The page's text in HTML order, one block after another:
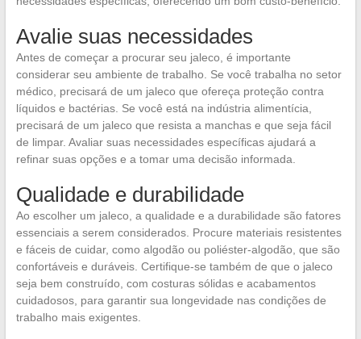
Avalie suas necessidades
Antes de começar a procurar seu jaleco, é importante
considerar seu ambiente de trabalho. Se você trabalha no setor
médico, precisará de um jaleco que ofereça proteção contra
líquidos e bactérias. Se você está na indústria alimentícia,
precisará de um jaleco que resista a manchas e que seja fácil
de limpar. Avaliar suas necessidades específicas ajudará a
refinar suas opções e a tomar uma decisão informada.
Qualidade e durabilidade
Ao escolher um jaleco, a qualidade e a durabilidade são fatores
essenciais a serem considerados. Procure materiais resistentes
e fáceis de cuidar, como algodão ou poliéster-algodão, que são
confortáveis e duráveis. Certifique-se também de que o jaleco
seja bem construído, com costuras sólidas e acabamentos
cuidadosos, para garantir sua longevidade nas condições de
trabalho mais exigentes.